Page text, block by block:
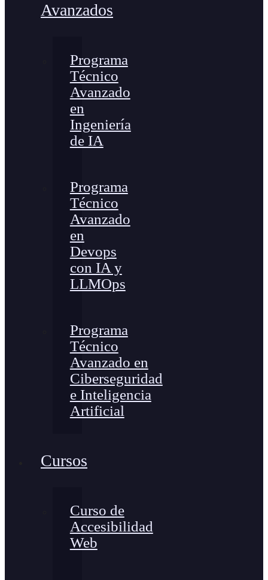
Avanzados
Programa
Técnico
Avanzado
en
Ingeniería
de IA
Programa
Técnico
Avanzado
en
Devops
con IA y
LLMOps
Programa
Técnico
Avanzado en
Ciberseguridad
e Inteligencia
Artificial
Cursos
Curso de
Accesibilidad
Web